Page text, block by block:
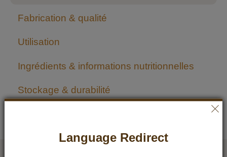
Fabrication & qualité
Utilisation
Ingrédients & informations nutritionnelles
Stockage & durabilité
Quality that convinces
Language Redirect